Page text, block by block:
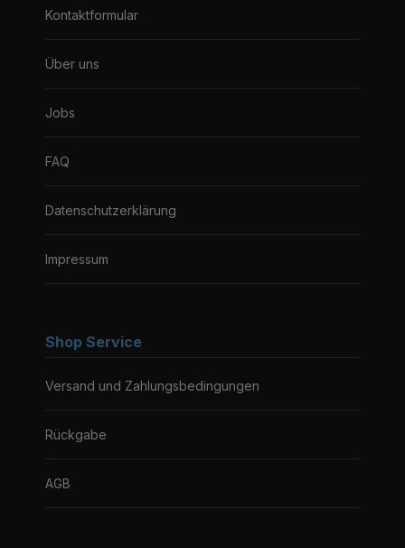
Kontaktformular
Über uns
Jobs
FAQ
Datenschutzerklärung
Impressum
Shop Service
Versand und Zahlungsbedingungen
Rückgabe
AGB